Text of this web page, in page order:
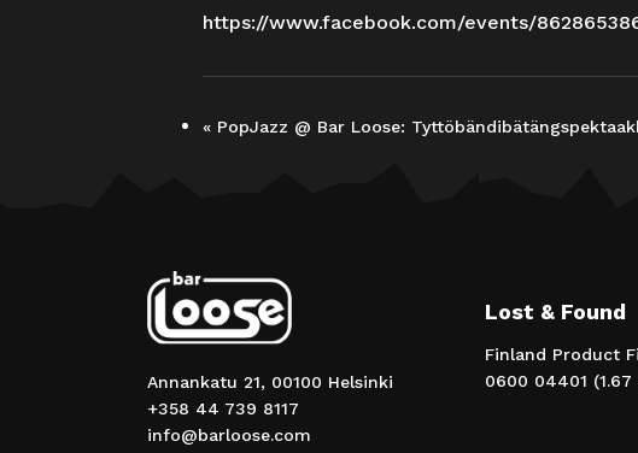
https://www.facebook.com/events/
« PopJazz @ Bar Loose:
Annankatu 21, 00100 Helsinki
+358 44 739 8117
info@barloose.com
Lost & Found
Finland Product
0600 04401